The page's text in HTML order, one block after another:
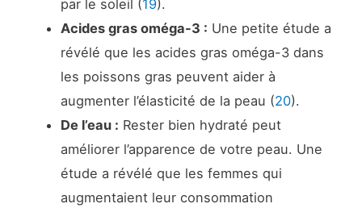
par le soleil (19).
Acides gras oméga-3 : Une petite étude a
révélé que les acides gras oméga-3 dans
les poissons gras peuvent aider à
augmenter l’élasticité de la peau (20).
De l’eau : Rester bien hydraté peut
améliorer l’apparence de votre peau. Une
étude a révélé que les femmes qui
augmentaient leur consommation